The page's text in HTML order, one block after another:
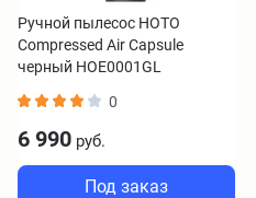
Ручной пылесос HOTO
Compressed Air Capsule
черный HOE0001GL
0
6 990 руб.
Под заказ